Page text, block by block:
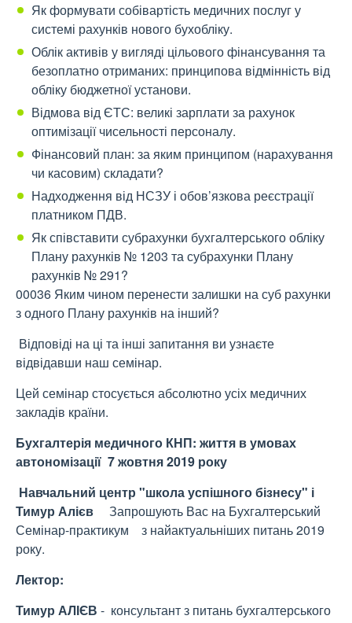
Як формувати собівартість медичних послуг у
системі рахунків нового бухобліку.
Облік активів у вигляді цільового фінансування та
безоплатно отриманих: принципова відмінність від
обліку бюджетної установи.
Відмова від ЄТС: великі зарплати за рахунок
оптимізації чисельності персоналу.
Фінансовий план: за яким принципом (нарахування
чи касовим) складати?
Надходження від НСЗУ і обов’язкова реєстрації
платником ПДВ.
Як співставити субрахунки бухгалтерського обліку
Плану рахунків № 1203 та субрахунки Плану
рахунків № 291?
00036 Яким чином перенести залишки на суб рахунки
з одного Плану рахунків на інший?
Відповіді на ці та інші запитання ви узнаєте
відвідавши наш семінар.
Цей семінар стосується абсолютно усіх медичних
закладів країни.
Бухгалтерія медичного КНП: життя в умовах
автономізації 7 жовтня 2019 року
Навчальний центр "школа успішного бізнесу" і
Тимур Алієв
Запрошують Вас на Бухгалтерський
Семінар-практикум з найактуальніших питань 2019
року.
Лектор:
Тимур АЛІЄВ - консультант з питань бухгалтерського